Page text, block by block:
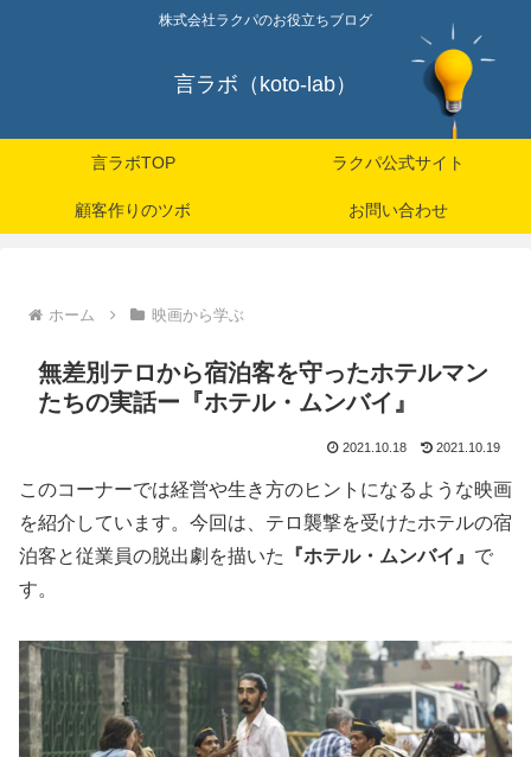
株式会社ラクパのお役立ちブログ
言ラボ（koto-lab）
言ラボTOP ラクパ公式サイト
顧客作りのツボ お問い合わせ
ホーム 映画から学ぶ
無差別テロから宿泊客を守ったホテルマン
たちの実話ー『ホテル・ムンバイ』
2021.10.18 2021.10.19
このコーナーでは経営や生き方のヒントになるような映画
を紹介しています。今回は、テロ襲撃を受けたホテルの宿
泊客と従業員の脱出劇を描いた
『ホテル・ムンバイ』 で
す。